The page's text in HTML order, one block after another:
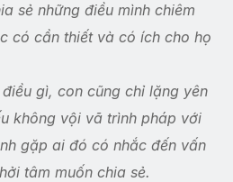
sẻ những điều mình chiêm
có cần thiết và có ích cho họ
gì, con cũng chỉ lặng yên
không vội vã trình pháp với
gặp ai đó có nhắc đến vấn
tâm muốn chia sẻ.